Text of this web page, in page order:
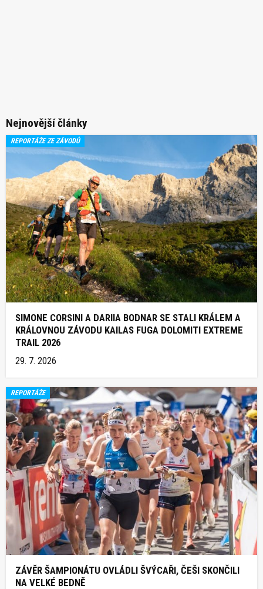
Nejnovější články
REPORTÁŽE ZE ZÁVODŮ
SIMONE CORSINI A DARIIA BODNAR SE STALI KRÁLEM A
KRÁLOVNOU ZÁVODU KAILAS FUGA DOLOMITI EXTREME
TRAIL 2026
29. 7. 2026
REPORTÁŽE
ZÁVĚR ŠAMPIONÁTU OVLÁDLI ŠVÝCAŘI, ČEŠI SKONČILI
NA VELKÉ BEDNĚ